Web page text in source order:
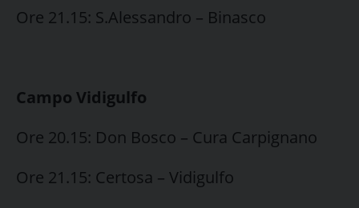
Ore 21.15: S.Alessandro – Binasco
Campo Vidigulfo
Ore 20.15: Don Bosco – Cura Carpignano
Ore 21.15: Certosa – Vidigulfo